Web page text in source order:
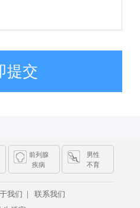
提交
前列腺
疾病
男性
不育
我们 |
联系我们